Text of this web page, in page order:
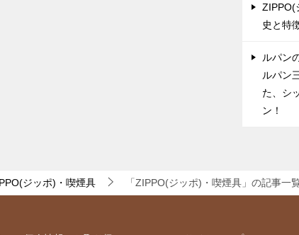
ZIPPO(
史と特
ルパン
ルパン
た、シ
ン！
ジッポ)・喫煙具 「ZIPPO(ジッポ)・喫煙具」の記事一